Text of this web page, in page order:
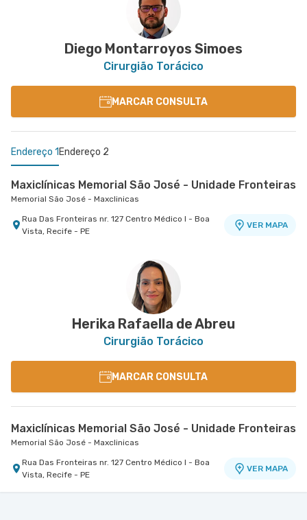
Diego Montarroyos Simoes
Cirurgião Torácico
MARCAR CONSULTA
Endereço 1 Endereço 2
Maxiclínicas Memorial São José - Unidade Fronteiras
Memorial São José - Maxclinicas
Rua Das Fronteiras nr. 127 Centro Médico I - Boa
Vista, Recife - PE
VER MAPA
Esperança Olinda - Maxclinicas Patteo
Rua Professor Carmelita Soares de Muniz de
Araujo nr. 255 - Casa Caiada, Olinda - PE
Herika Rafaella de Abreu
Cirurgião Torácico
MARCAR CONSULTA
Maxiclínicas Memorial São José - Unidade Fronteiras
Memorial São José - Maxclinicas
Rua Das Fronteiras nr. 127 Centro Médico I - Boa
Vista, Recife - PE
VER MAPA